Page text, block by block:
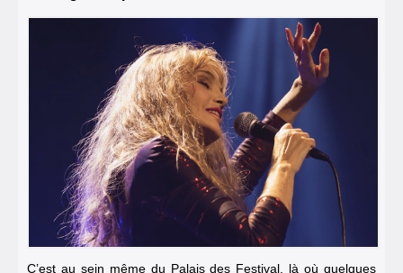
C’est au sein même du Palais des Festival, là où quelques